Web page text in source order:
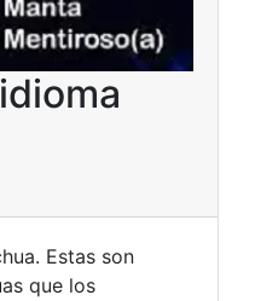
Estas son
que los